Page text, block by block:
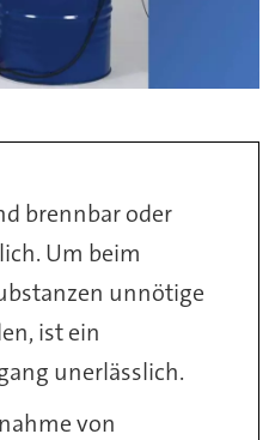
brennbar oder
Um beim
unnötige
ist ein
unerlässlich.
von